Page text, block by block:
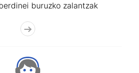
buruzko zalantzak